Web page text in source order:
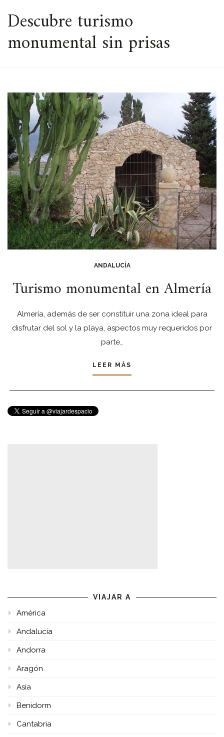
ESPACIO
Descubre turismo
monumental sin prisas
ANDALUCÍA
Turismo monumental en Almería
Almería, además de ser constituir una zona ideal para
disfrutar del sol y la playa, aspectos muy requeridos por
parte…
LEER MÁS
VIAJAR A
América
Andalucía
Andorra
Aragón
Asia
Benidorm
Cantabria